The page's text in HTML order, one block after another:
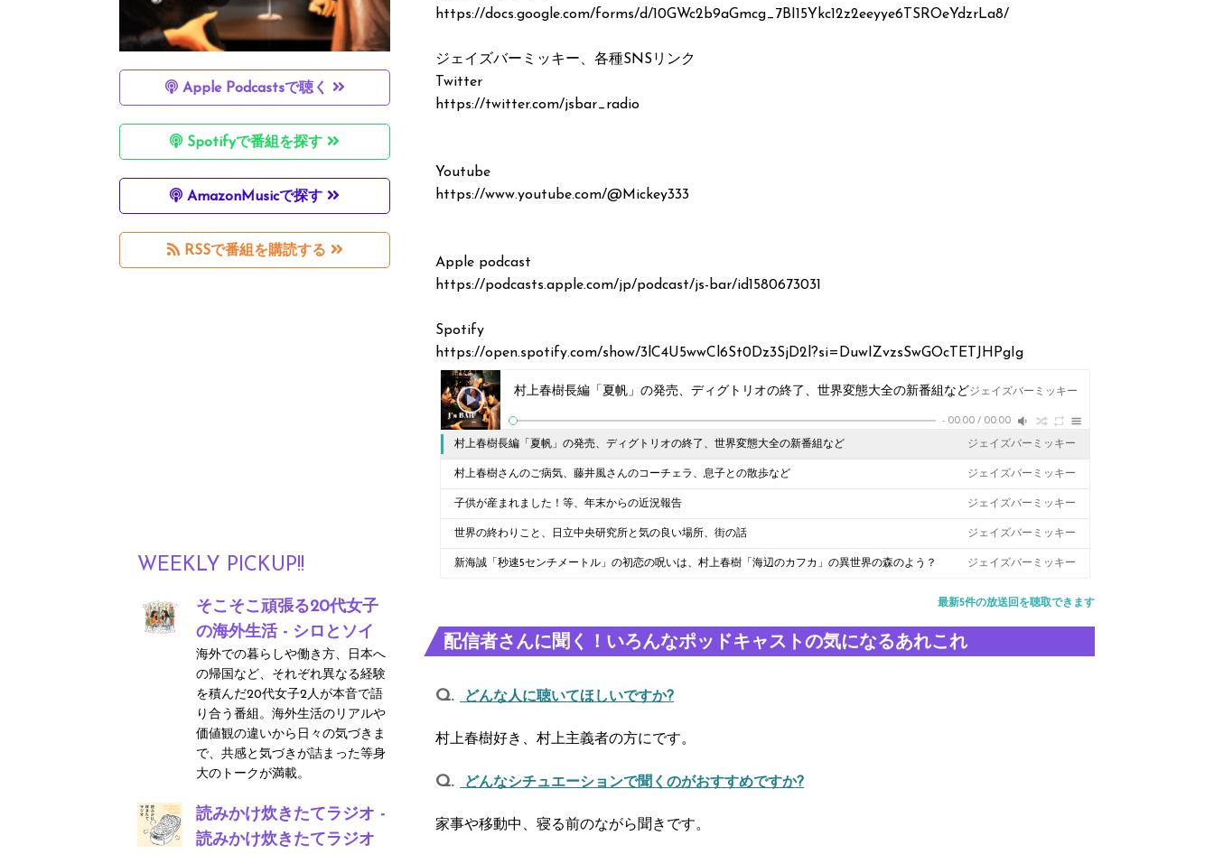
Apple Podcastsで聴く
Spotifyで番組を探す
AmazonMusicで探す
RSSで番組を購読する
WEEKLY PICKUP!!
そこそこ頑張る20代女子
の海外生活 - シロとソイ
海外での暮らしや働き方、日本へ
の帰国など、それぞれ異なる経験
を積んだ20代女子2人が本音で語
り合う番組。海外生活のリアルや
価値観の違いから日々の気づきま
で、共感と気づきが詰まった等身
大のトークが満載。
読みかけ炊きたてラジオ -
読みかけ炊きたてラジオ
https://docs.google.com/forms/d/10GWc2b9aGmcg_7BI15Ykc12z2eeyye6TSROeYdzrLa8/
ジェイズバーミッキー、各種SNSリンク
Twitter
https://twitter.com/jsbar_radio
Youtube
https://www.youtube.com/@Mickey333
Apple podcast
https://podcasts.apple.com/jp/podcast/js-bar/id1580673031
Spotify
https://open.spotify.com/show/3lC4U5wwCl6St0Dz3SjD2l?si=DuwIZvzsSwGOcTETJHPgIg
村上春樹長編「夏帆」の発売、ディグトリオの終了、世界変態大全の新番組などジェイズバーミッキー
- 00:00 / 00:00
村上春樹長編「夏帆」の発売、ディグトリオの終了、世界変態大全の新番組など ジェイズバーミッキー
村上春樹さんのご病気、藤井風さんのコーチェラ、息子との散歩など ジェイズバーミッキー
子供が産まれました！等、年末からの近況報告 ジェイズバーミッキー
世界の終わりこと、日立中央研究所と気の良い場所、街の話 ジェイズバーミッキー
新海誠「秒速5センチメートル」の初恋の呪いは、村上春樹「海辺のカフカ」の異世界の森のよう？ ジェイズバーミッキー
最新5件の放送回を聴取できます
配信者さんに聞く！いろんなポッドキャストの気になるあれこれ
どんな人に聴いてほしいですか?
村上春樹好き、村上主義者の方にです。
どんなシチュエーションで聞くのがおすすめですか?
家事や移動中、寝る前のながら聞きです。